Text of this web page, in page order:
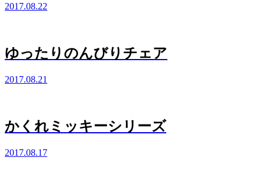
2017.08.22
ゆったりのんびりチェア
2017.08.21
かくれミッキーシリーズ
2017.08.17